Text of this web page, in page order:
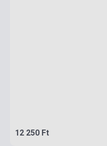
12 250 Ft